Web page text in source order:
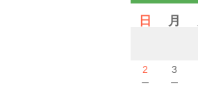
日
月
2
－
3
－